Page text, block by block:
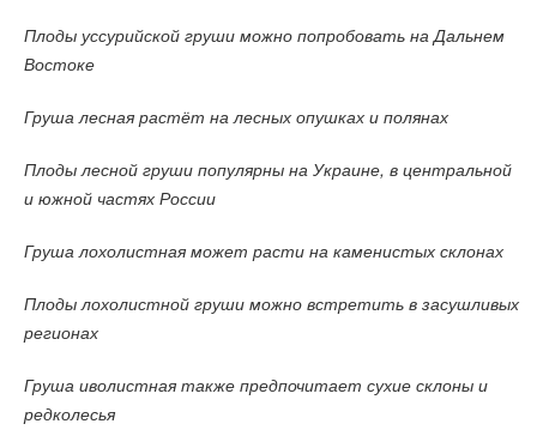
Плоды уссурийской груши можно попробовать на Дальнем
Востоке
Груша лесная растёт на лесных опушках и полянах
Плоды лесной груши популярны на Украине, в центральной
и южной частях России
Груша лохолистная может расти на каменистых склонах
Плоды лохолистной груши можно встретить в засушливых
регионах
Груша иволистная также предпочитает сухие склоны и
редколесья